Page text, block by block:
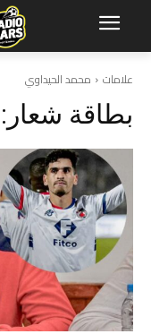
علامات محمد الحيداوي
بطاقة شعار: